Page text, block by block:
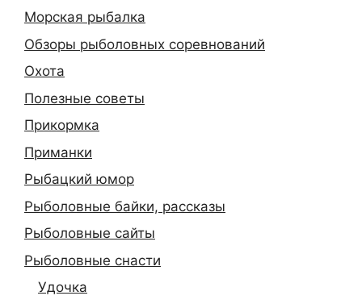
Морская рыбалка
Обзоры рыболовных соревнований
Охота
Полезные советы
Прикормка
Приманки
Рыбацкий юмор
Рыболовные байки, рассказы
Рыболовные сайты
Рыболовные снасти
Удочка